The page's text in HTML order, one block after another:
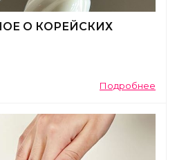
О КОРЕЙСКИХ
Подробнее